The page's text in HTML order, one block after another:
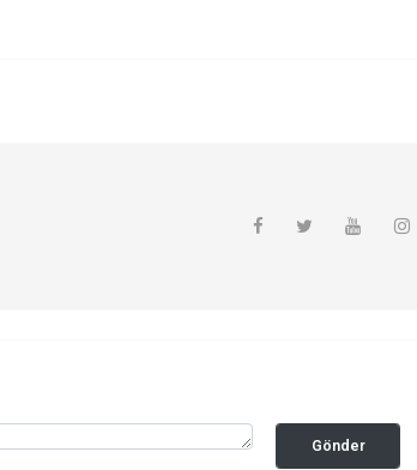
Gönder